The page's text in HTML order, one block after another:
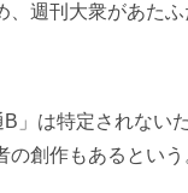
、週刊大衆があた
B」は特定されな
創作もあるという